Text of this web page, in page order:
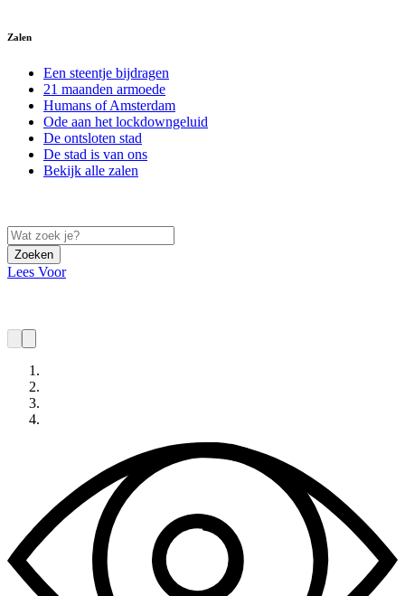
Zalen
Een steentje bijdragen
21 maanden armoede
Humans of Amsterdam
Ode aan het lockdowngeluid
De ontsloten stad
De stad is van ons
Bekijk alle zalen
Zoeken
Lees Voor